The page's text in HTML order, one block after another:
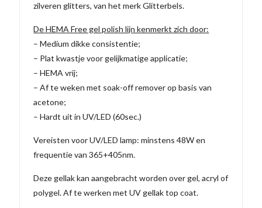
zilveren glitters, van het merk Glitterbels.
De HEMA Free gel polish lijn kenmerkt zich door:
– Medium dikke consistentie;
– Plat kwastje voor gelijkmatige applicatie;
– HEMA vrij;
– Af te weken met soak-off remover op basis van
acetone;
– Hardt uit in UV/LED (60sec.)
Vereisten voor UV/LED lamp: minstens 48W en
frequentie van 365+405nm.
Deze gellak kan aangebracht worden over gel, acryl of
polygel. Af te werken met UV gellak top coat.